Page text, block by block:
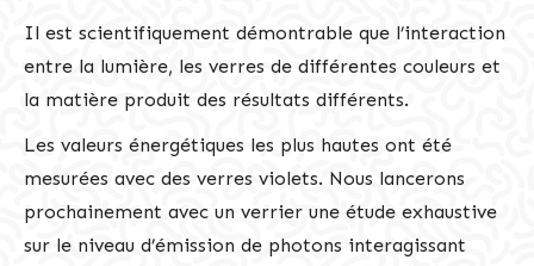
Il est scientifiquement démontrable que l’interaction
entre la lumière, les verres de différentes couleurs et
la matière produit des résultats différents.
Les valeurs énergétiques les plus hautes ont été
mesurées avec des verres violets. Nous lancerons
prochainement avec un verrier une étude exhaustive
sur le niveau d’émission de photons interagissant